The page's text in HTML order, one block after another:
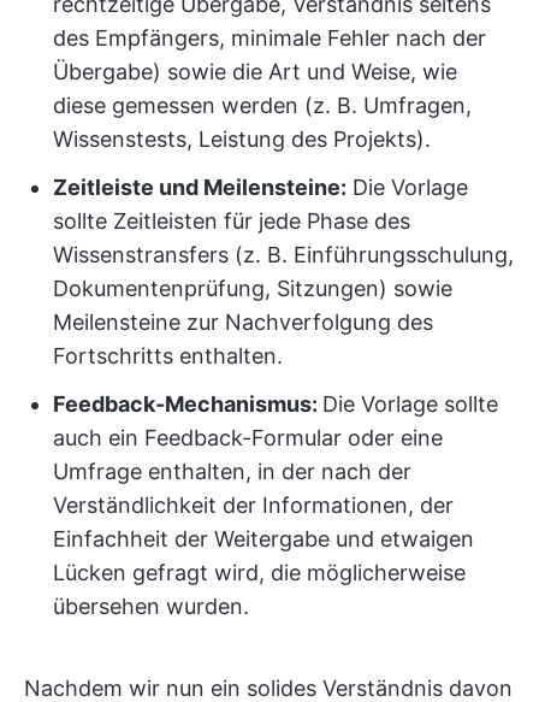
des Empfängers, minimale Fehler nach der
Übergabe) sowie die Art und Weise, wie
diese gemessen werden (z. B. Umfragen,
Wissenstests, Leistung des Projekts).
Zeitleiste und Meilensteine: Die Vorlage
sollte Zeitleisten für jede Phase des
Wissenstransfers (z. B. Einführungsschulung,
Dokumentenprüfung, Sitzungen) sowie
Meilensteine zur Nachverfolgung des
Fortschritts enthalten.
Feedback-Mechanismus: Die Vorlage sollte
auch ein Feedback-Formular oder eine
Umfrage enthalten, in der nach der
Verständlichkeit der Informationen, der
Einfachheit der Weitergabe und etwaigen
Lücken gefragt wird, die möglicherweise
übersehen wurden.
Nachdem wir nun ein solides Verständnis davon